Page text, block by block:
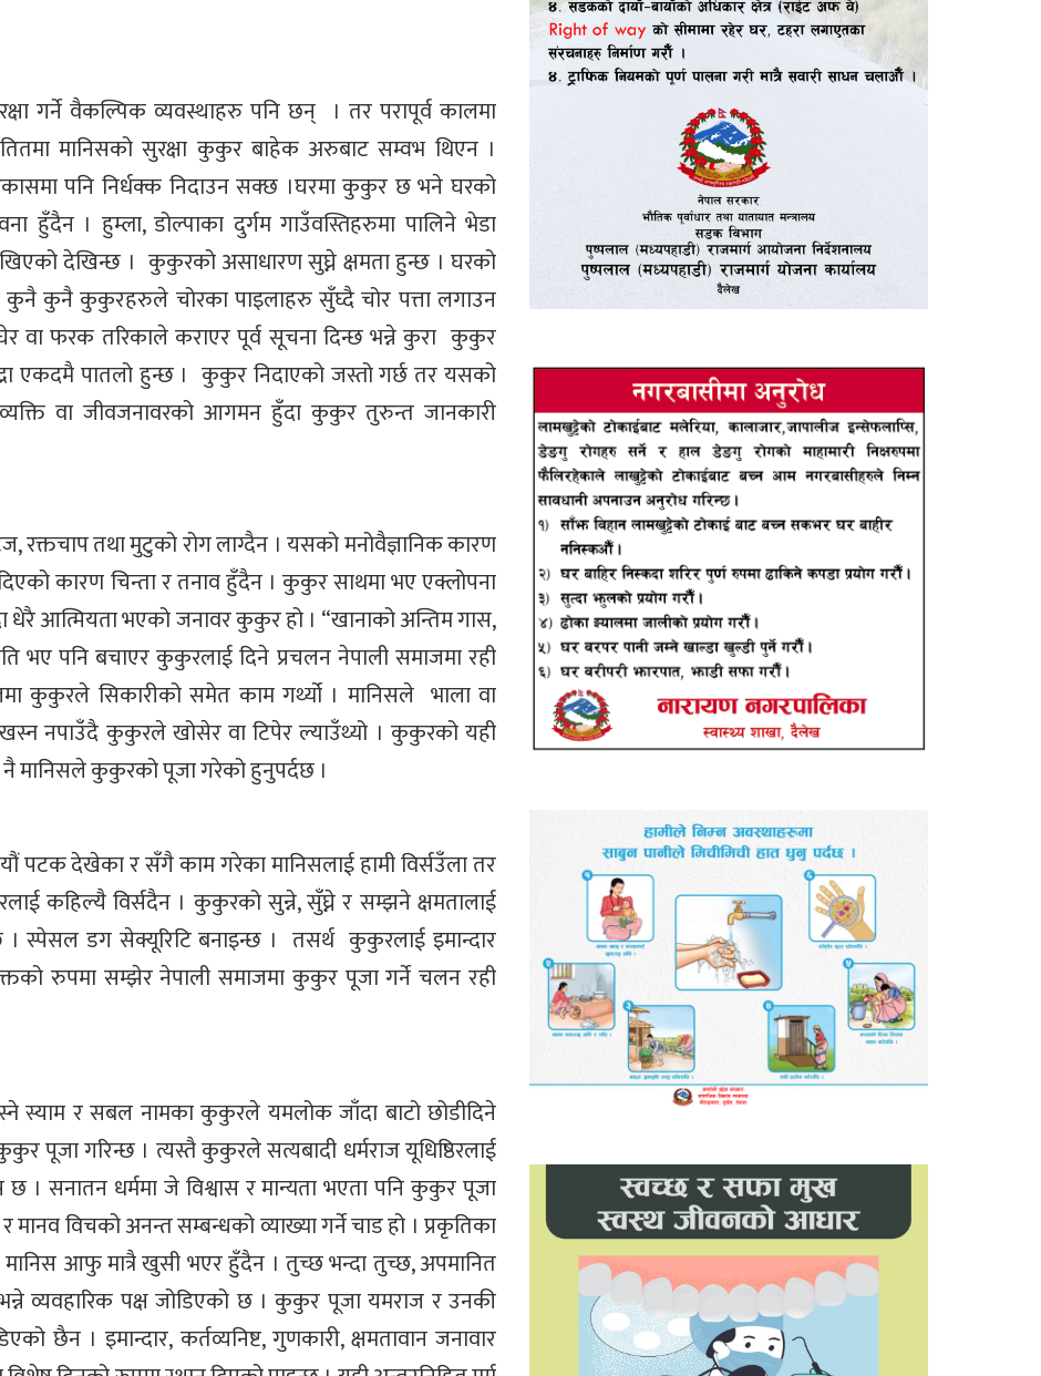
गर्ने वैकल्पिक व्यवस्थाहरु पनि छन् । तर परापूर्व कालमा
मानिसको सुरक्षा कुकुर बाहेक अरुबाट सम्वभ थिएन ।
पनि निर्धक्क निदाउन सक्छ ।घरमा कुकुर छ भने घरको
हुँदैन । हुम्ला, डोल्पाका दुर्गम गाउँवस्तिहरुमा पालिने भेडा
देखिन्छ । कुकुरको असाधारण सुघ्ने क्षमता हुन्छ । घरको
कुनै कुकुरहरुले चोरका पाइलाहरु सुँघ्दै चोर पत्ता लगाउन
वा फरक तरिकाले कराएर पूर्व सूचना दिन्छ भन्ने कुरा कुकुर
एकदमै पातलो हुन्छ । कुकुर निदाएको जस्तो गर्छ तर यसको
वा जीवजनावरको आगमन हुँदा कुकुर तुरुन्त जानकारी
रक्तचाप तथा मुटुको रोग लाग्दैन । यसको मनोवैज्ञानिक कारण
कारण चिन्ता र तनाव हुँदैन । कुकुर साथमा भए एक्लोपना
धेरै आत्मियता भएको जनावर कुकुर हो । “खानाको अन्तिम गास,
पनि बचाएर कुकुरलाई दिने प्रचलन नेपाली समाजमा रही
कुकुरले सिकारीको समेत काम गर्थ्यो । मानिसले भाला वा
नपाउँदै कुकुरले खोसेर वा टिपेर ल्याउँथ्यो । कुकुरको यही
नै मानिसले कुकुरको पूजा गरेको हुनुपर्दछ ।
पटक देखेका र सँगै काम गरेका मानिसलाई हामी विर्सउँला तर
कहिल्यै विर्सदैन । कुकुरको सुन्ने, सुँघ्ने र सम्झने क्षमतालाई
। स्पेसल डग सेक्यूरिटि बनाइन्छ । तसर्थ कुकुरलाई इमान्दार
भक्तको रुपमा सम्झेर नेपाली समाजमा कुकुर पूजा गर्ने चलन रही
स्याम र सबल नामका कुकुरले यमलोक जाँदा बाटो छोडीदिने
पूजा गरिन्छ । त्यस्तै कुकुरले सत्यबादी धर्मराज यूधिष्ठिरलाई
छ । सनातन धर्ममा जे विश्वास र मान्यता भएता पनि कुकुर पूजा
विचको अनन्त सम्बन्धको व्याख्या गर्ने चाड हो । प्रकृतिका
आफु मात्रै खुसी भएर हुँदैन । तुच्छ भन्दा तुच्छ, अपमानित
व्यवहारिक पक्ष जोडिएको छ । कुकुर पूजा यमराज र उनकी
छैन । इमान्दार, कर्तव्यनिष्ट, गुणकारी, क्षमतावान जनावार